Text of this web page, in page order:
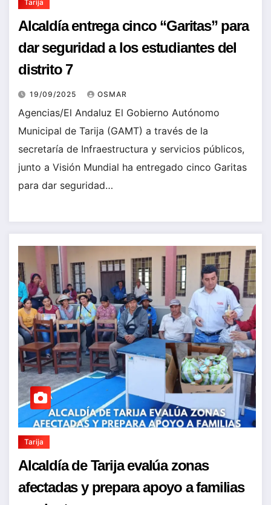
Tarija
Alcaldía entrega cinco “Garitas” para
dar seguridad a los estudiantes del
distrito 7
19/09/2025 OSMAR
Agencias/El Andaluz El Gobierno Autónomo
Municipal de Tarija (GAMT) a través de la
secretaría de Infraestructura y servicios públicos,
junto a Visión Mundial ha entregado cinco Garitas
para dar seguridad…
Tarija
Alcaldía de Tarija evalúa zonas
afectadas y prepara apoyo a familias